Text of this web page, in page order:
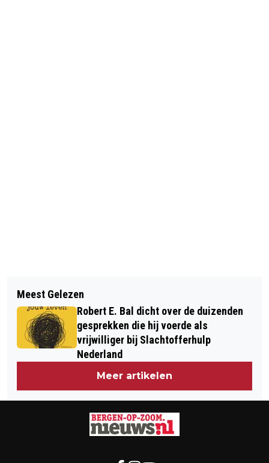
LIDL MAG KORDAAT BIER BLIJVEN
VERKOPEN
BOOM, LIKE THAT! MET ‘DIRE
STRAITS TRIBUTE’ OP 16 MAART IN
MFC KLOOSTERHOF
Meest Gelezen
Robert E. Bal dicht over de duizenden
gesprekken die hij voerde als
vrijwilliger bij Slachtofferhulp
Nederland
Meer artikelen